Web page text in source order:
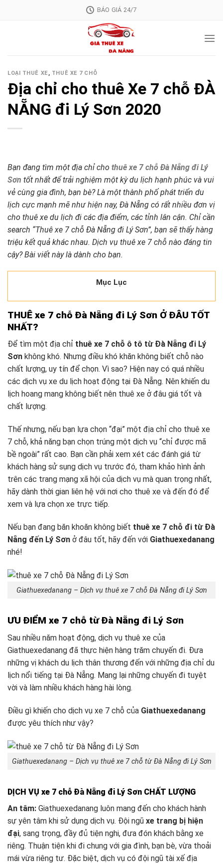
BÁO GIÁ 24/7
LOẠI THUÊ XE, THUÊ XE 7 CHỖ
Địa chỉ cho thuê Xe 7 chỗ ĐÀ
NẴNG đi Lý Sơn 2020
Bạn đang tìm một địa chỉ cho thuê xe 7 chỗ Đà Nẵng đi Lý
Sơn tốt nhất để trải nghiệm một kỳ du lịch hạnh phúc và vui
vẻ cùng gia đình, bạn bè? Là một thành phố phát triển du
lịch cực mạnh mẽ như hiện nay, Đà Nẵng có rất nhiều đơn vị
cho thuê xe du lịch đi các địa điểm, các tỉnh lân cận. Chỉ cần
search “Thuê xe 7 chỗ Đà Nẵng đi Lý Sơn”, bạn sẽ thấy hàng
triệu kết quả khác nhau. Dịch vụ thuê xe 7 chỗ nào đáng tin
cậy? Bài viết này là dành cho bạn.
Mục Lục
THUÊ xe 7 chỗ Đà Nẵng đi Lý Sơn Ở ĐÂU TỐT
NHẤT?
Để tìm một địa chỉ thuê xe 7 chỗ ô tô từ Đà Nẵng đi Lý
Sơn không khó. Nhưng điều khó khăn không biết chỗ nào
chất lượng, uy tín để chọn. Vì sao? Hiện nay có quá nhiều
các dịch vụ xe du lịch hoạt động tại Đà Nẵng. Nên khiến du
lịch hoang mang không biết nên thuê xe ở đâu giá tốt và
chất lượng.
Thế nhưng, nếu bạn lựa chọn “đại” một địa chỉ cho thuê xe
7 chỗ, khả năng bạn chọn trúng một dịch vụ “chỉ được mã
bề ngoài” rất cao. Bạn cần phải xem xét các đánh giá từ
khách hàng sử sụng dịch vụ trước đó, tham khảo hình ảnh
trên các trang mạng xã hội của dịch vụ mà quan trọng nhất,
hãy dành thời gian liên hệ với nơi cho thuê xe và đến đó để
xem và lựa chọn xe trực tiếp.
Nếu bạn đang băn khoăn không biết thuê xe 7 chỗ đi từ Đà
Nẵng đến Lý Sơn ở đâu tốt, hãy đến với Giathuexedanang
nhé!
Giathuexedanang – Dịch vụ thuê xe 7 chỗ Đà Nẵng đi Lý Sơn
ƯU ĐIỂM xe 7 chỗ từ Đà Nẵng đi Lý Sơn
Sau nhiều năm hoạt động, dịch vụ thuê xe của
Giathuexedanang đã thực hiện hàng trăm chuyến đi. Đưa
những vị khách du lịch thân thương đến với những địa chỉ du
lịch nổi tiếng tại Đà Nẵng. Mang lại những chuyến đi tuyệt
vời và làm nhiều khách hàng hài lòng.
Điều gì khiến cho dịch vụ xe 7 chỗ của Giathuexedanang
được yêu thích như vậy?
Giathuexedanang – Dịch vụ thuê xe 7 chỗ từ Đà Nẵng đi Lý Sơn
DỊCH VỤ xe 7 chỗ Đà Nẵng đi Lý Sơn CHẤT LƯỢNG
An tâm: Giathuexedanang luôn mang đến cho khách hành
sự yên tâm khi sử dụng dịch vụ. Đội ngũ xe trang bị hiện
đại, sang trọng, đầy đủ tiện nghi, đưa đón khách bằng xe
riêng. Thuận tiện khi đi chung với gia đình, bạn bè, vừa thoải
mái vừa riêng tư. Đặc biệt, dịch vụ có đội ngũ tài xế địa